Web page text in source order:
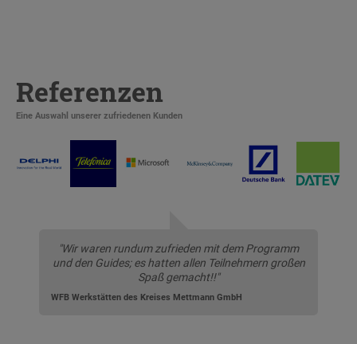
Referenzen
Eine Auswahl unserer zufriedenen Kunden
"Wir waren rundum zufrieden mit dem Programm
und den Guides; es hatten allen Teilnehmern großen
Spaß gemacht!!"
WFB Werkstätten des Kreises Mettmann GmbH